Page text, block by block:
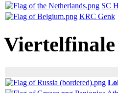
SC
KRC Genk
Viertelfinale